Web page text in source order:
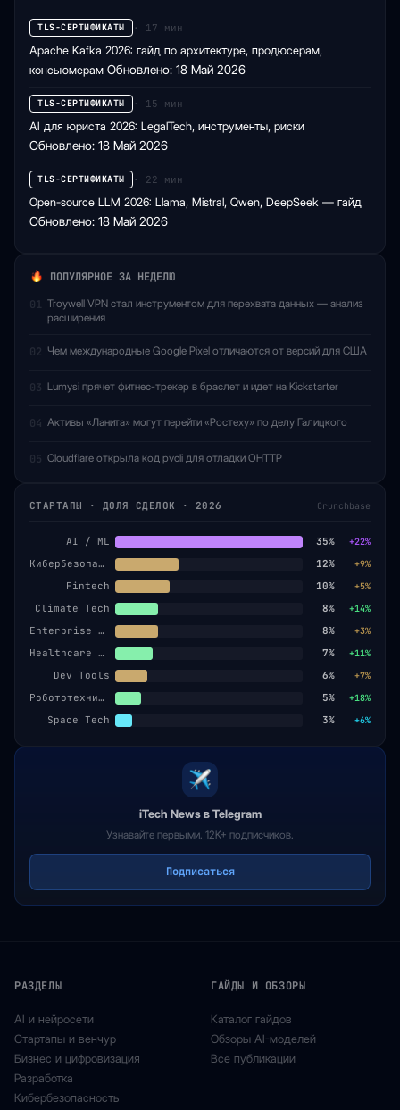
TLS-СЕРТИФИКАТЫ · 17 мин
Apache Kafka 2026: гайд по архитектуре, продюсерам,
консьюмерам Обновлено: 18 Май 2026
TLS-СЕРТИФИКАТЫ · 15 мин
AI для юриста 2026: LegalTech, инструменты, риски
Обновлено: 18 Май 2026
TLS-СЕРТИФИКАТЫ · 22 мин
Open-source LLM 2026: Llama, Mistral, Qwen, DeepSeek — гайд
Обновлено: 18 Май 2026
ПОПУЛЯРНОЕ ЗА НЕДЕЛЮ
01 Troywell VPN стал инструментом для перехвата данных — анализ
расширения
02 Чем международные Google Pixel отличаются от версий для США
03 Lumysi прячет фитнес-трекер в браслет и идет на Kickstarter
04 Активы «Ланита» могут перейти «Ростеху» по делу Галицкого
05 Cloudflare открыла код pvcli для отладки OHTTP
СТАРТАПЫ · ДОЛЯ СДЕЛОК · 2026 Crunchbase
AI / ML 35% +22%
Кибербезопасность 12% +9%
Fintech 10% +5%
Climate Tech 8% +14%
Enterprise SaaS 8% +3%
Healthcare AI 7% +11%
Dev Tools 6% +7%
Робототехника 5% +18%
Space Tech 3% +6%
iTech News в Telegram
Узнавайте первыми. 12K+ подписчиков.
Подписаться
РАЗДЕЛЫ
AI и нейросети
Стартапы и венчур
Бизнес и цифровизация
Разработка
Кибербезопасность
ГАЙДЫ И ОБЗОРЫ
Каталог гайдов
Обзоры AI-моделей
Все публикации